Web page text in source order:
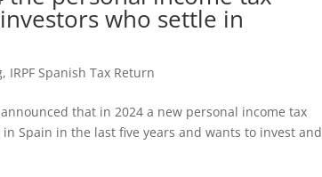
who settle in
, IRPF Spanish Tax Return
that in 2024 a new personal income tax
Spain in the last five years and wants to invest and